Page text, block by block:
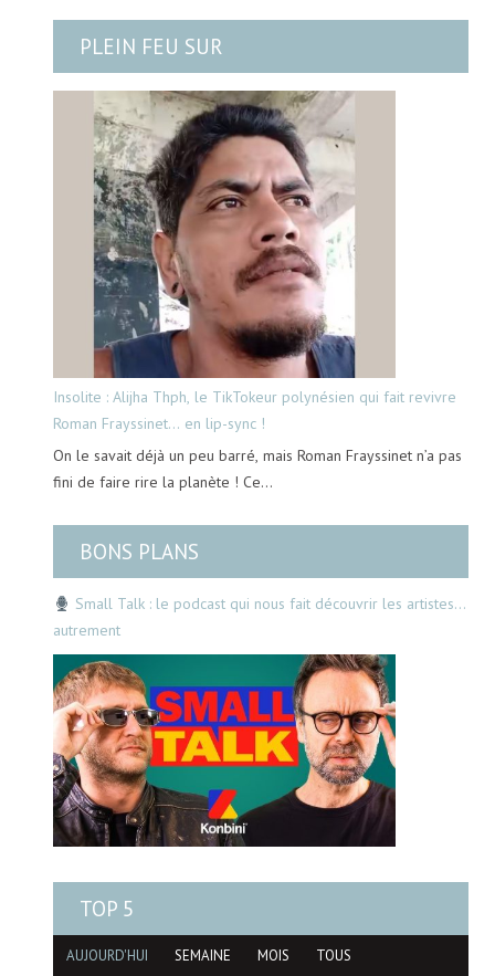
PLEIN FEU SUR
Insolite : Alijha Thph, le TikTokeur polynésien qui fait revivre
Roman Frayssinet… en lip-sync !
On le savait déjà un peu barré, mais Roman Frayssinet n’a pas
fini de faire rire la planète ! Ce…
BONS PLANS
Small Talk : le podcast qui nous fait découvrir les artistes…
autrement
TOP 5
AUJOURD'HUI SEMAINE MOIS TOUS